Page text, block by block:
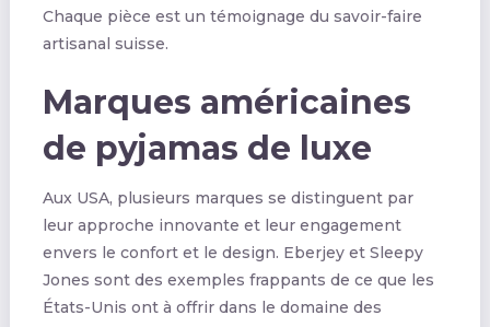
Chaque pièce est un témoignage du savoir-faire
artisanal suisse.
Marques américaines
de pyjamas de luxe
Aux USA, plusieurs marques se distinguent par
leur approche innovante et leur engagement
envers le confort et le design. Eberjey et Sleepy
Jones sont des exemples frappants de ce que les
États-Unis ont à offrir dans le domaine des